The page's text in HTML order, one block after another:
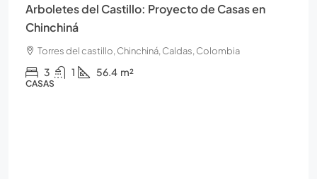
Arboletes del Castillo: Proyecto de Casas en
Chinchiná
Torres del castillo, Chinchiná, Caldas, Colombia
3 1 56.4 m²
CASAS